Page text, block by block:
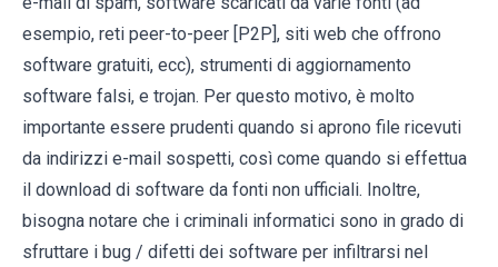
esempio, reti peer-to-peer [P2P], siti web che offrono
software gratuiti, ecc), strumenti di aggiornamento
software falsi, e trojan. Per questo motivo, è molto
importante essere prudenti quando si aprono file ricevuti
da indirizzi e-mail sospetti, così come quando si effettua
il download di software da fonti non ufficiali. Inoltre,
bisogna notare che i criminali informatici sono in grado di
sfruttare i bug / difetti dei software per infiltrarsi nel